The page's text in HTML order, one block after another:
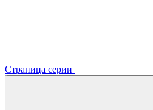
Страница серии